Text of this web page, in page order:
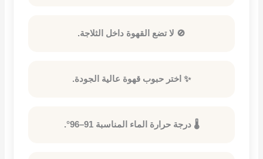
🚫 لا تضع القهوة داخل الثلاجة.
✨ اختر حبوب قهوة عالية الجودة.
🌡️ درجة حرارة الماء المناسبة 91–96°.